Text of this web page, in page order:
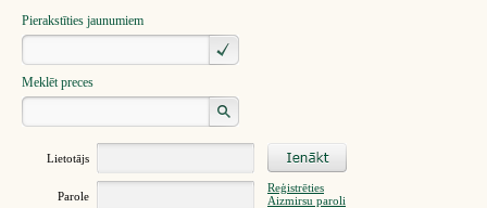
Pierakstīties jaunumiem
Meklēt preces
Lietotājs
Parole
Reģistrēties
Aizmirsu paroli